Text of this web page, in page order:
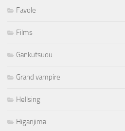
Favole
Films
Gankutsuou
Grand vampire
Hellsing
Higanjima